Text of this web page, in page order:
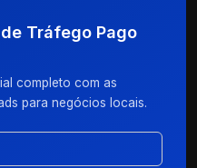
Tráfego Pago
completo com as
para negócios locais.